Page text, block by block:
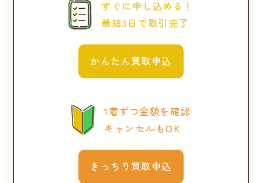
すぐに申し込める！
最短3日で取引完了
かんたん買取申込
1着ずつ金額を確認
キャンセルもOK
きっちり買取申込